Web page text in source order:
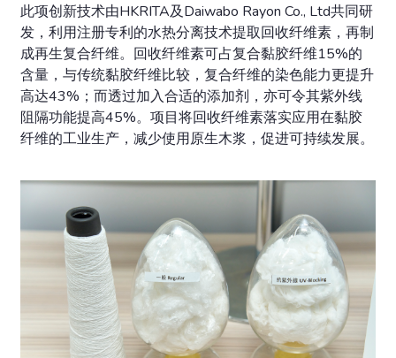
此项创新技术由HKRITA及Daiwabo Rayon Co., Ltd共同研
发，利用注册专利的水热分离技术提取回收纤维素，再制
成再生复合纤维。回收纤维素可占复合黏胶纤维15%的
含量，与传统黏胶纤维比较，复合纤维的染色能力更提升
高达43%；而透过加入合适的添加剂，亦可令其紫外线
阻隔功能提高45%。项目将回收纤维素落实应用在黏胶
纤维的工业生产，减少使用原生木浆，促进可持续发展。